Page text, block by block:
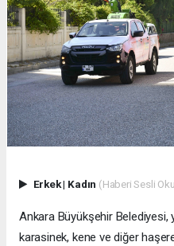
Erkek| Kadın (Haberi Sesli
Ankara Büyükşehir Belediyesi,
karasinek, kene ve diğer